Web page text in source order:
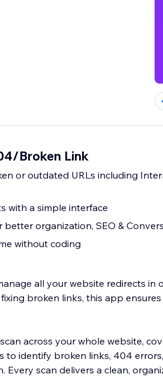
Broken Link
or outdated URLs including
with a simple interface
organization, SEO &
without coding
all your website redirects in
broken links, this app
across your whole website,
to identify broken links, 404
scan delivers a clean,